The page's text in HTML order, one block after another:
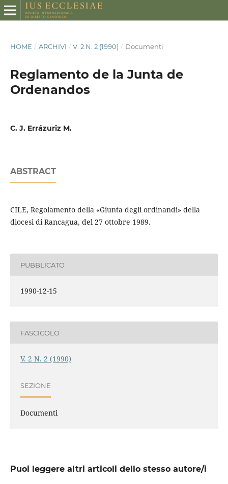
HOME / ARCHIVI / V. 2 N. 2 (1990) / Documenti
Reglamento de la Junta de
Ordenandos
C. J. Errázuriz M.
ABSTRACT
CILE, Regolamento della «Giunta degli ordinandi» della
diocesi di Rancagua, del 27 ottobre 1989.
PUBBLICATO
1990-12-15
FASCICOLO
V. 2 N. 2 (1990)
SEZIONE
Documenti
Puoi leggere altri articoli dello stesso autore/i